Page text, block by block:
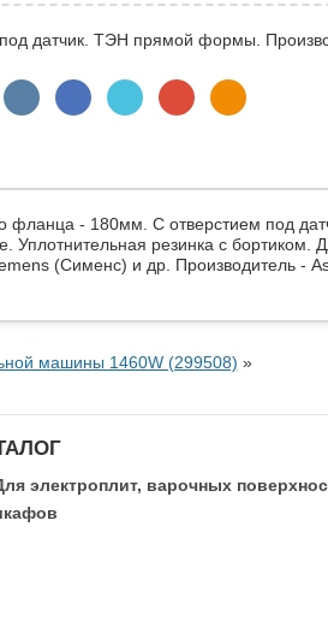
датчик. ТЭН прямой формы.
- 180мм. С отверстием под
резинка с бортиком.
(Сименс) и др. Производитель -
машины 1460W (299508) »
электроплит, варочных